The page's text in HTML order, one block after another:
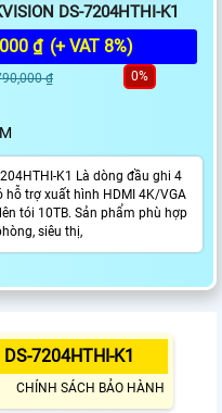
DS-7204HTHI-K1
₫ (+ VAT 8%)
₫ 0%
K1 Là dòng đầu ghi 4
hỗ trợ xuất hình HDMI 4K/VGA
tói 10TB. Sản phẩm phù hợp
siêu thị,
7204HTHI-K1
CHÍNH SÁCH BẢO HÀNH